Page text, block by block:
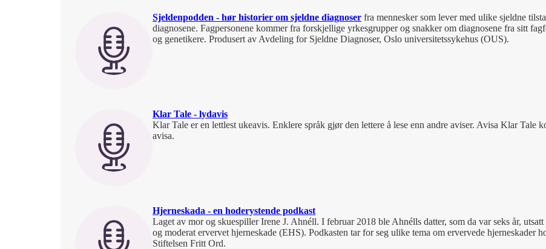
Sjeldenpodden - hør historier om sjeldne diagnoser fra mennesker som lever med ulike sjeldne
diagnosene. Fagpersonene kommer fra forskjellige yrkesgrupper og snakker om diagnosene fra sitt
og genetikere. Produsert av Avdeling for Sjeldne Diagnoser, Oslo universitetssykehus (OUS).
Klar Tale - lydavis
Klar Tale er en lettlest ukeavis. Enklere språk gjør den lettere å lese enn andre aviser. Avisa Klar Tale
avisa.
Hjerneskada - en hoderystende podkast
Laget av mor og skuespiller Irene J. Ahnéll. I februar 2018 ble Ahnélls datter, som da var seks år,
og moderat ervervet hjerneskade (EHS). Podkasten tar for seg ulike tema om ervervede hjerneskader
Stiftelsen Fritt Ord.